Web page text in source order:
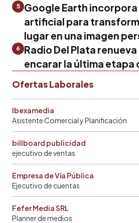
5
Google Earth
artificial para
lugar en una imagen
6
Radio Del Plata
encarar la última etapa
Ofertas Laborales
Ibexamedia
Asistente Comercial y Planificación
billboard publicidad
ejecutivo de ventas
Empresa de Vía Pública
Ejecutivo de cuentas
Fefer Media SRL
Planner de medios